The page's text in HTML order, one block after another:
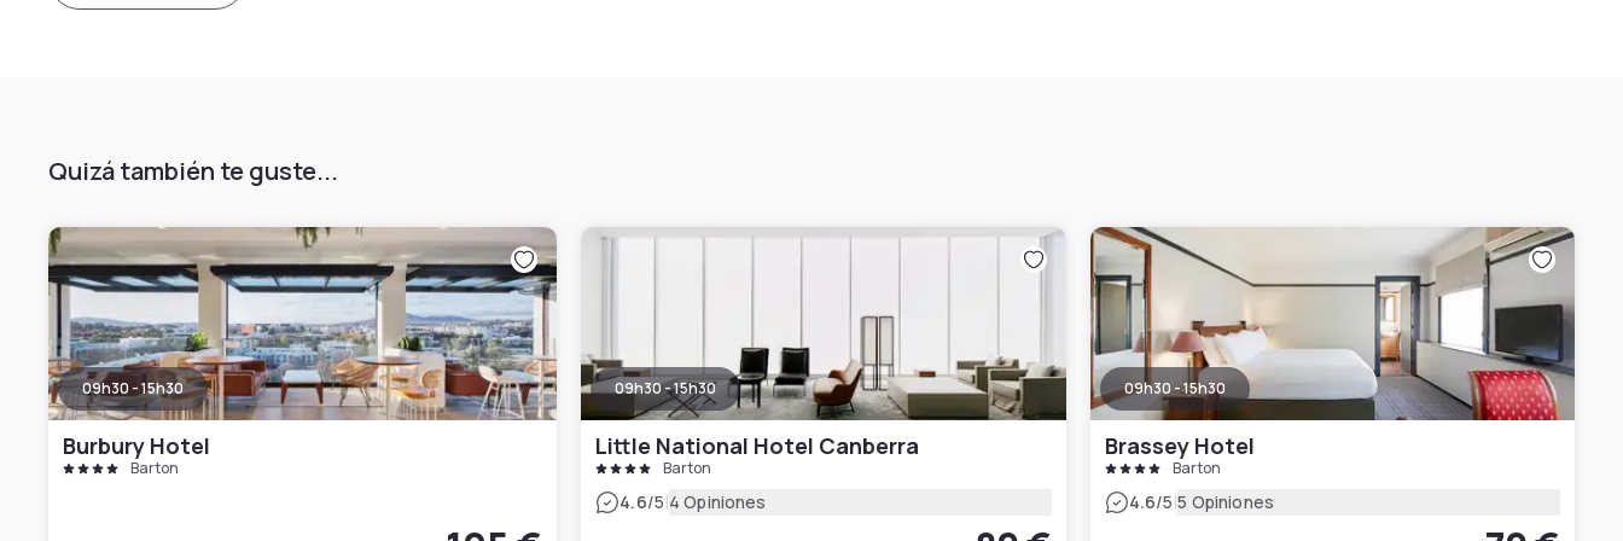
Quizá también te guste...
09h30 - 15h30
Burbury Hotel
Barton
09h30 - 15h30
Little National Hotel Canberra
Barton
4.6/5|4 Opiniones
09h30 - 15h30
Brassey Hotel
Barton
4.6/5|5 Opiniones